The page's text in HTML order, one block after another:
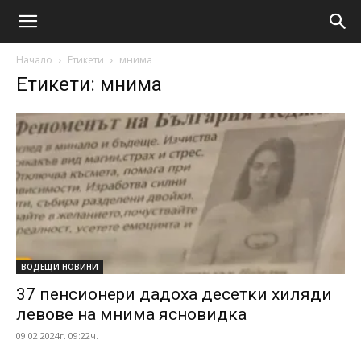
Начало Етикети мнима
Етикети: мнима
ВОДЕЩИ НОВИНИ
37 пенсионери дадоха десетки хиляди
левове на мнима ясновидка
09.02.2024г. 09:22ч.